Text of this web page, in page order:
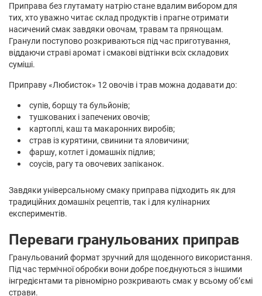
Приправа без глутамату натрію стане вдалим вибором для
тих, хто уважно читає склад продуктів і прагне отримати
насичений смак завдяки овочам, травам та прянощам.
Гранули поступово розкриваються під час приготування,
віддаючи страві аромат і смакові відтінки всіх складових
суміші.
Приправу «Любисток» 12 овочів і трав можна додавати до:
супів, борщу та бульйонів;
тушкованих і запечених овочів;
картоплі, каш та макаронних виробів;
страв із курятини, свинини та яловичини;
фаршу, котлет і домашніх підлив;
соусів, рагу та овочевих запіканок.
Завдяки універсальному смаку приправа підходить як для
традиційних домашніх рецептів, так і для кулінарних
експериментів.
Переваги гранульованих приправ
Гранульований формат зручний для щоденного використання.
Під час термічної обробки вони добре поєднуються з іншими
інгредієнтами та рівномірно розкривають смак у всьому об’ємі
страви.